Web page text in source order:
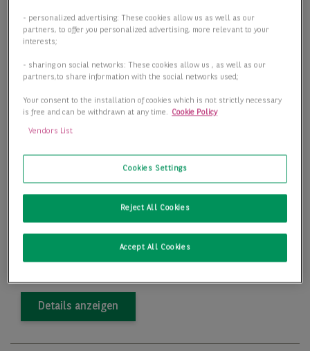
Neubau Produktions- und Logistikpark
01917 Kamenz
Lager-/Produktionsfläche 123.474,00 m
Preis Preis auf Anfrage
Details anzeigen
- personalized advertising: These cookies allow us as well as our
partners, to offer you personalized advertising, more relevant to your
interests;
- sharing on social networks: These cookies allow us , as well as our
partners,to share information with the social networks used;
Your consent to the installation of cookies which is not strictly necessary
is free and can be withdrawn at any time. Cookie Policy
Vendors List
Cookies Settings
Reject All Cookies
Accept All Cookies